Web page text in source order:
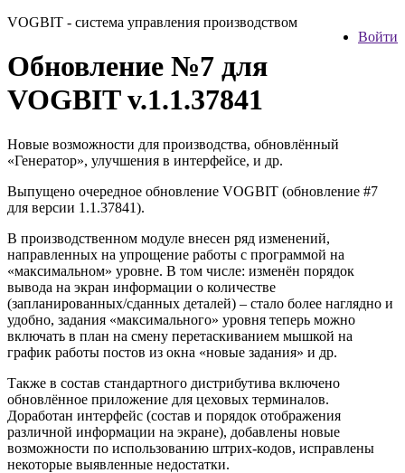
Войти
VOGBIT - система управления производством
Обновление №7 для
VOGBIT v.1.1.37841
Новые возможности для производства, обновлённый
«Генератор», улучшения в интерфейсе, и др.
Выпущено очередное обновление VOGBIT (обновление #7
для версии 1.1.37841).
В производственном модуле внесен ряд изменений,
направленных на упрощение работы с программой на
«максимальном» уровне. В том числе: изменён порядок
вывода на экран информации о количестве
(запланированных/сданных деталей) – стало более наглядно и
удобно, задания «максимального» уровня теперь можно
включать в план на смену перетаскиванием мышкой на
график работы постов из окна «новые задания» и др.
Также в состав стандартного дистрибутива включено
обновлённое приложение для цеховых терминалов.
Доработан интерфейс (состав и порядок отображения
различной информации на экране), добавлены новые
возможности по использованию штрих-кодов, исправлены
некоторые выявленные недостатки.